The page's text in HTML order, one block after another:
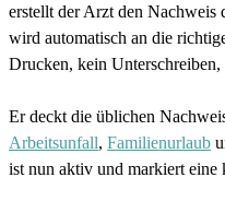
erstellt der Arzt den Nachweis
wird automatisch an die
Drucken, kein
Er deckt die üblichen
Arbeitsunfall, Familienurlaub
ist nun aktiv und markiert eine